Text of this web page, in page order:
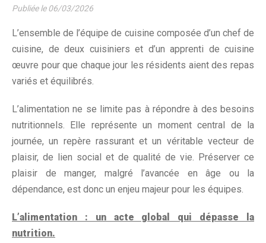
Publiée le06/03/2026
L’ensemble de l’équipe de cuisine composée d’un chef de
cuisine, de deux cuisiniers et d’un apprenti de cuisine
œuvre pour que chaque jour les résidents aient des repas
variés et équilibrés.
L’alimentation ne se limite pas à répondre à des besoins
nutritionnels. Elle représente un moment central de la
journée, un repère rassurant et un véritable vecteur de
plaisir, de lien social et de qualité de vie. Préserver ce
plaisir de manger, malgré l’avancée en âge ou la
dépendance, est donc un enjeu majeur pour les équipes.
L’alimentation : un acte global qui dépasse la
nutrition.